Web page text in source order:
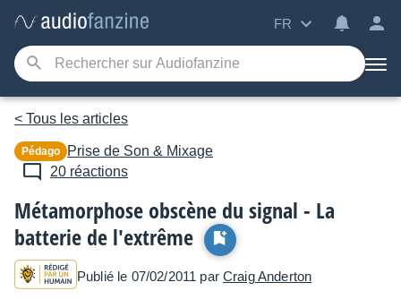
FR
< Tous les articles
Pédago
Prise de Son & Mixage
20 réactions
Métamorphose obscène du signal - La
batterie de l'extrême
Publié le 07/02/2011 parCraig Anderton